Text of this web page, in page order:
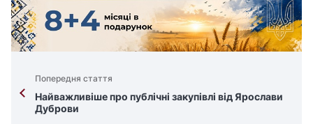
Попередня стаття
Найважливіше про публічні закупівлі від Ярослави
Дуброви